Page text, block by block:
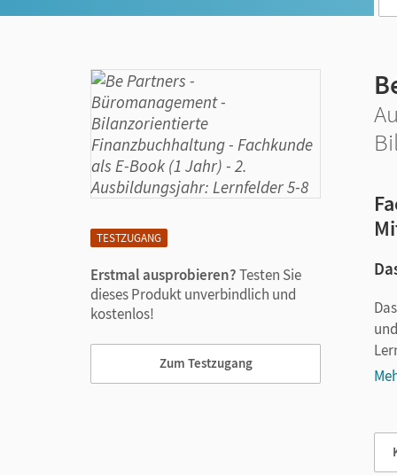
TESTZUGANG
Erstmal ausprobieren?Testen Sie
dieses Produkt unverbindlich und
kostenlos!
Zum Testzugang